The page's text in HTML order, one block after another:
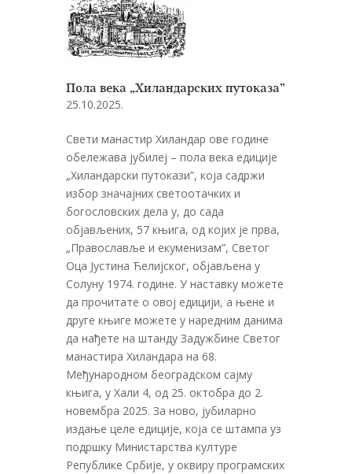
Пола века „Хиландарских путоказа”
25.10.2025.
Свети манастир Хиландар ове године
обележава јубилеј – пола века едиције
„Хиландарски путокази”, која садржи
избор значајних светоотачких и
богословских дела у, до сада
објављених, 57 књига, од којих је прва,
„Православље и екуменизам”, Светог
Оца Јустина Ћелијског, објављена у
Солуну 1974. године. У наставку можете
да прочитате о овој едицији, а њене и
друге књиге можете у наредним данима
да нађете на штанду Задужбине Светог
манастира Хиландара на 68.
Међународном београдском сајму
књига, у Хали 4, од 25. октобра до 2.
новембра 2025. За ново, јубиларно
издање целе едиције, која се штампа уз
подршку Министарства културе
Републике Србије, у оквиру програмских